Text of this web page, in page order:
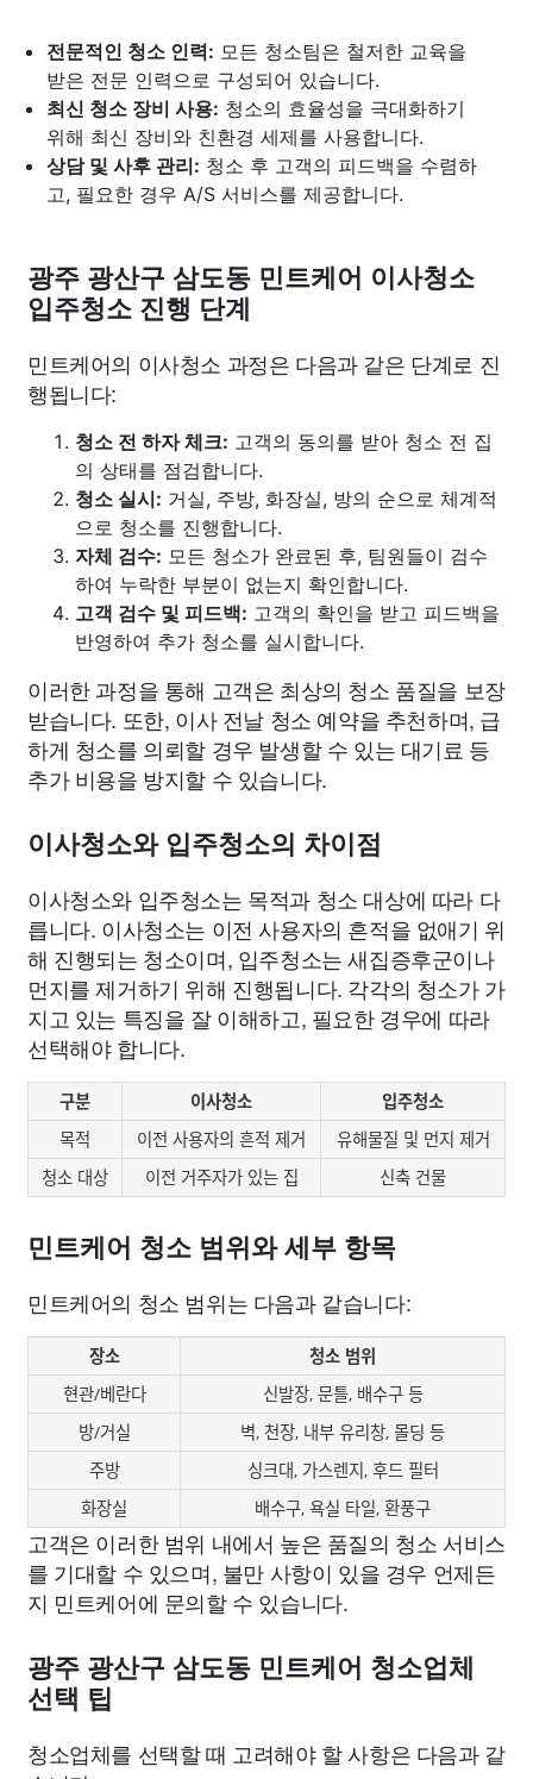
전문적인 청소 인력: 모든 청소팀은 철저한 교육을
받은 전문 인력으로 구성되어 있습니다.
최신 청소 장비 사용: 청소의 효율성을 극대화하기
위해 최신 장비와 친환경 세제를 사용합니다.
상담 및 사후 관리: 청소 후 고객의 피드백을 수렴하
고, 필요한 경우 A/S 서비스를 제공합니다.
광주 광산구 삼도동 민트케어 이사청소
입주청소 진행 단계
민트케어의 이사청소 과정은 다음과 같은 단계로 진
행됩니다:
청소 전 하자 체크: 고객의 동의를 받아 청소 전 집
의 상태를 점검합니다.
청소 실시: 거실, 주방, 화장실, 방의 순으로 체계적
으로 청소를 진행합니다.
자체 검수: 모든 청소가 완료된 후, 팀원들이 검수
하여 누락한 부분이 없는지 확인합니다.
고객 검수 및 피드백: 고객의 확인을 받고 피드백을
반영하여 추가 청소를 실시합니다.
이러한 과정을 통해 고객은 최상의 청소 품질을 보장
받습니다. 또한, 이사 전날 청소 예약을 추천하며, 급
하게 청소를 의뢰할 경우 발생할 수 있는 대기료 등
추가 비용을 방지할 수 있습니다.
이사청소와 입주청소의 차이점
이사청소와 입주청소는 목적과 청소 대상에 따라 다
릅니다. 이사청소는 이전 사용자의 흔적을 없애기 위
해 진행되는 청소이며, 입주청소는 새집증후군이나
먼지를 제거하기 위해 진행됩니다. 각각의 청소가 가
지고 있는 특징을 잘 이해하고, 필요한 경우에 따라
선택해야 합니다.
구분 이사청소
입주청소
목적
이전 사용자의 흔적 제거
유해물질 및 먼지 제거
청소 대상
이전 거주자가 있는 집 신축 건물
민트케어 청소 범위와 세부 항목
민트케어의 청소 범위는 다음과 같습니다:
장소
청소 범위
현관/베란다
신발장, 문틀, 배수구 등
방/거실
벽, 천장, 내부 유리창, 몰딩 등
주방
싱크대, 가스렌지, 후드 필터
화장실
배수구, 욕실 타일, 환풍구
고객은 이러한 범위 내에서 높은 품질의 청소 서비스
를 기대할 수 있으며, 불만 사항이 있을 경우 언제든
지 민트케어에 문의할 수 있습니다.
광주 광산구 삼도동 민트케어 청소업체
선택 팁
청소업체를 선택할 때 고려해야 할 사항은 다음과 같